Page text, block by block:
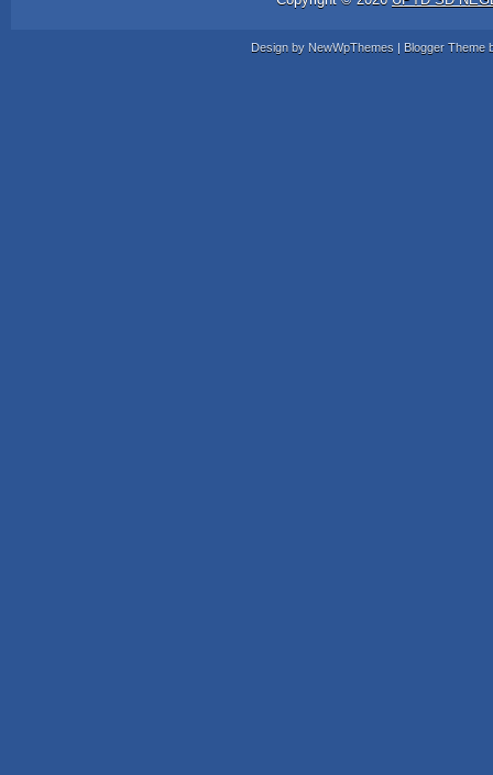
Design by NewWpThemes | Blogger Theme